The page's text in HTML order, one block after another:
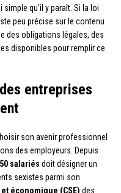
qu’il y paraît. Si la loi
peu précise sur le contenu
des obligations légales, des
disponibles pour remplir ce
entreprises
son avenir professionnel
des employeurs. Depuis
salariés doit désigner un
sexistes parmi son
économique (CSE) des